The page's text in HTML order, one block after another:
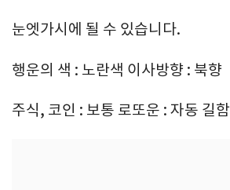
눈엣가시에 될 수 있습니다.
행운의 색 : 노란색 이사방향 : 북향
주식, 코인 : 보통 로또운 : 자동 길함